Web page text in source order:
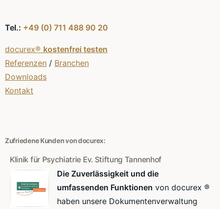
Tel.: +49 (0) 711 488 90 20
docurex® kostenfrei testen
Referenzen / Branchen
Downloads
Kontakt
Zufriedene Kunden von docurex:
Klinik für Psychiatrie Ev. Stiftung Tannenhof
Die Zuverlässigkeit und die
umfassenden Funktionen von docurex ®
haben unsere Dokumentenverwaltung